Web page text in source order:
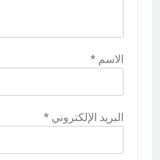
الاسم *
البريد الإلكتروني *